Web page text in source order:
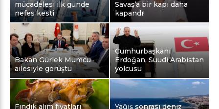
mücadelesi ilk günde
nefes kesti
Savaş’a bir kapı daha
kapandı!
Bakan Gürlek Mumcu
ailesiyle görüştü
Cumhurbaşkanı
Erdoğan, Suudi Arabistan
yolcusu
Fındık alım fiyatları Yağış sonrası deniz